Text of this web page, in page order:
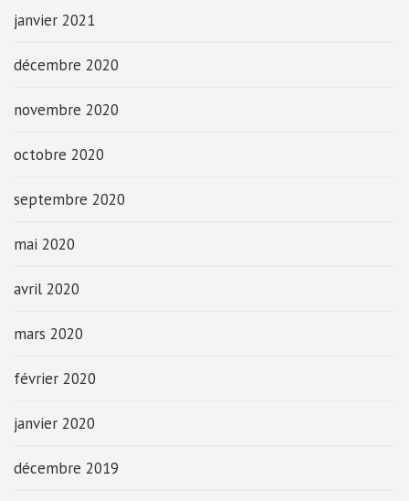
janvier 2021
décembre 2020
novembre 2020
octobre 2020
septembre 2020
mai 2020
avril 2020
mars 2020
février 2020
janvier 2020
décembre 2019